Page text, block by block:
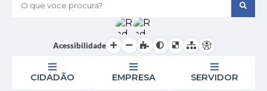
O que voce procura?
Acessibilidade
CIDADÃO EMPRESA SERVIDOR